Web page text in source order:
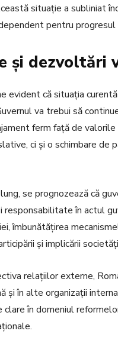
situație a subliniat
pentru progresul
și dezvoltări
evident că situația
va trebui să
ferm față de
ci și o schimbare de
se prognozează că
responsabilitate în actul
îmbunătățirea
și implicării
relațiilor externe,
și în alte organizații
în domeniul